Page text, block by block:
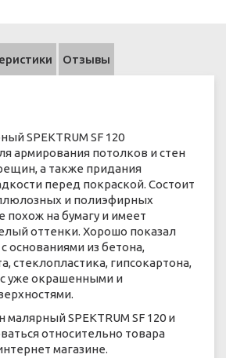
Отзывы
SPEKTRUM SF 120
армирования потолков и стен
а также придания
перед покраской. Состоит
и полиэфирных
похож на бумагу и имеет
оттенки. Хорошо показал
основаниями из бетона,
стеклопластика, гипсокартона,
уже окрашенными и
малярный SPEKTRUM SF 120 и
относительно товара
магазине.